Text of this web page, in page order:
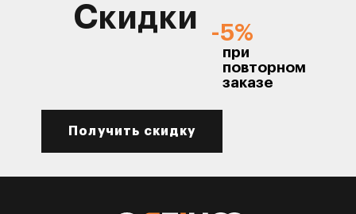
Скидки -5%
при
повторном
заказе
Получить скидку